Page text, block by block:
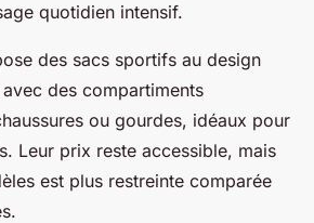
quotidien intensif.
des sacs sportifs au design
des compartiments
ou gourdes, idéaux pour
Leur prix reste accessible, mais
est plus restreinte comparée